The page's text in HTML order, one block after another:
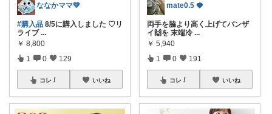
ななかママ💚
#購入品 8/5に購入しました ♡リ
ライブ ...
￥ 8,800
1 0 129
コレ いいね
mate0.5 🍓
両手を脇より高く上げてバンザ
イ🙌を 末端冷 ...
￥ 5,940
1 0 191
コレ いいね